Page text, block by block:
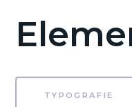
TYPOGRAFIE